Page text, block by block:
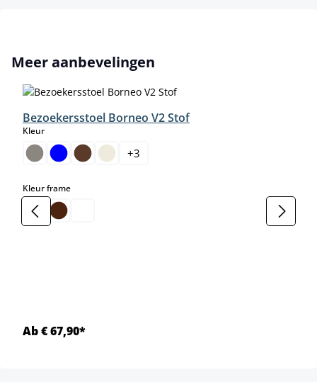
Productgalerij overslaan
Meer aanbevelingen
Bezoekersstoel Borneo V2 Stof
Kleurselect
+3
Kleur frameselect
Ab € 67,90*